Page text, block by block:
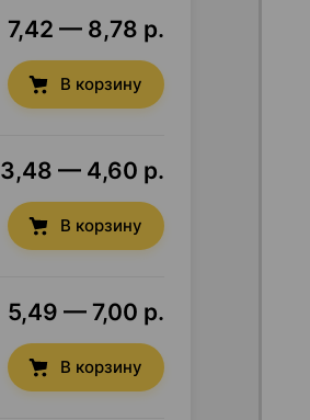
7,42 — 8,78 р.
В корзину
3,48 — 4,60 р.
В корзину
5,49 — 7,00 р.
В корзину